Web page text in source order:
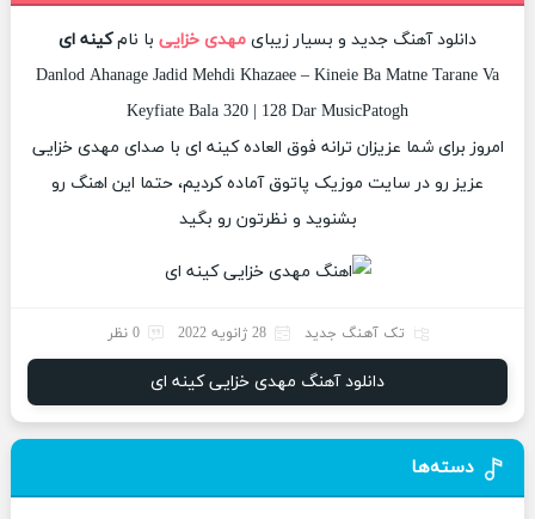
دانلود آهنگ جدید و بسیار زیبای مهدی خزایی با نامکینه ای
Danlod Ahanage Jadid Mehdi Khazaee – Kineie Ba Matne Tarane Va
Keyfiate Bala 320 | 128 Dar MusicPatogh
امروز برای شما عزیزان ترانه فوق العاده کینه ای با صدای مهدی خزایی
عزیز رو در سایت موزیک پاتوق آماده کردیم، حتما این اهنگ رو
بشنوید و نظرتون رو بگید
تک آهنگ جدید 28 ژانویه 2022 0 نظر
دانلود آهنگ مهدی خزایی کینه ای
دسته‌ها